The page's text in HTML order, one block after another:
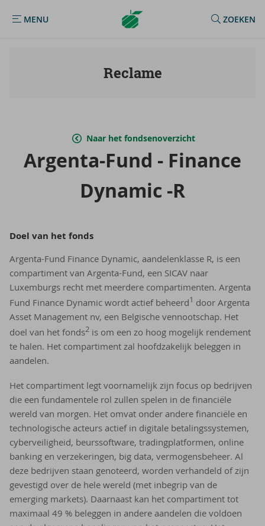
MENU
MENU
Argenta
Homepage
ZOEKEN
Reclame
Naar het fondsenoverzicht
Argenta-​Fund - Fi­nan­ce
Dy­na­mic -R
Doel van het fonds
Argenta-Fund Finance Dynamic, aandelenklasse R, is een
compartiment van Argenta-Fund, een SICAV naar
Luxemburgs recht met meerdere compartimenten. Argenta
Fund Finance Dynamic wordt actief beheerd1 door Argenta
Asset Management nv, een Belgische vennootschap. Het
doel van het fonds2 is om een zo hoog mogelijk rendement
te halen. Het compartiment zal hoofdzakelijk beleggen in
aandelen.
Het compartiment legt voornamelijk zijn focus op bedrijven
die een fundamentele rol zullen spelen in de financiële
wereld van morgen. Het omvat onder andere financiële en
technologische acteurs actief in digitale betalingssystemen,
cyberveiligheid, beurssoftware, tradingplatformen, online
banking en verzekeringen, big data, vermogensbeheer. Al
deze bedrijven staan genoteerd, worden verhandeld of zijn
gevestigd over de hele wereld (met inbegrip van de
emerging markets). Daarnaast kan het compartiment tot
maximaal 49 % beleggen in andere aandelen die voldoen